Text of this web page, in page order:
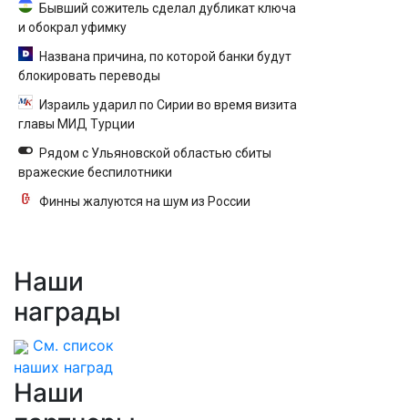
Бывший сожитель сделал дубликат ключа
и обокрал уфимку
Названа причина, по которой банки будут
блокировать переводы
Израиль ударил по Сирии во время визита
главы МИД Турции
Рядом с Ульяновской областью сбиты
вражеские беспилотники
Финны жалуются на шум из России
Наши
награды
См. список
наших наград
Наши